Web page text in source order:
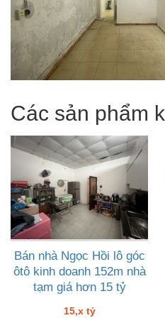
Các sản phẩm
Bán nhà Ngọc Hồi lô góc
ôtô kinh doanh 152m nhà
tạm giá hơn 15 tỷ
15,x tỷ